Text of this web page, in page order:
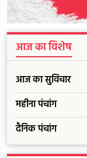
आज का विशेष
आज का सुविचार
महीना पंचांग
दैनिक पंचांग